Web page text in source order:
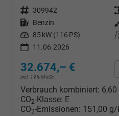
Fahrzeugnr. 309942
Kraftstoff Benzin
Leistung 85 kW (116 PS)
11.06.2026
32.674,– €
incl. 19% MwSt.
Verbrauch kombiniert:
CO2-Klasse: E
CO2-Emissionen: 151,00